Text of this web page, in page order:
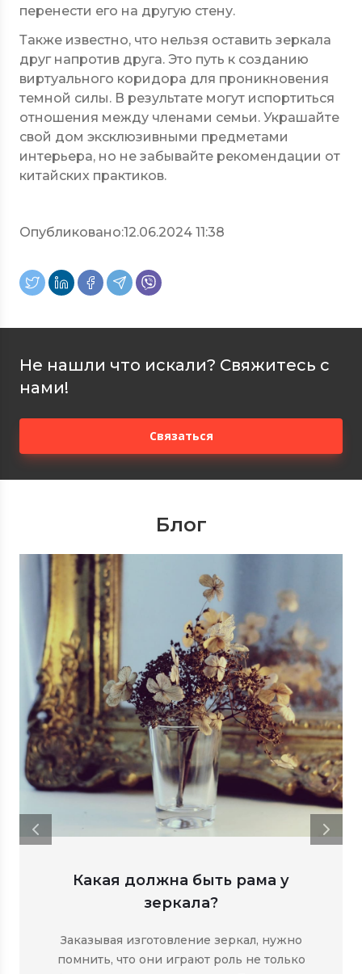
перенести его на другую стену.
Также известно, что нельзя оставить зеркала
друг напротив друга. Это путь к созданию
виртуального коридора для проникновения
темной силы. В результате могут испортиться
отношения между членами семьи. Украшайте
свой дом эксклюзивными предметами
интерьера, но не забывайте рекомендации от
китайских практиков.
Опубликовано:12.06.2024 11:38
Не нашли что искали? Свяжитесь с
нами!
Связаться
Блог
Какая должна быть рама у
зеркала?
Заказывая изготовление зеркал, нужно
помнить, что они играют роль не только